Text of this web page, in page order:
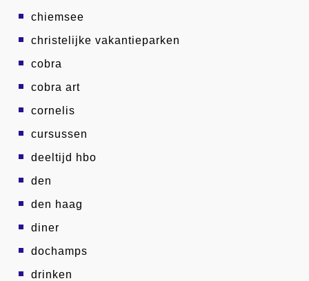
chiemsee
christelijke vakantieparken
cobra
cobra art
cornelis
cursussen
deeltijd hbo
den
den haag
diner
dochamps
drinken